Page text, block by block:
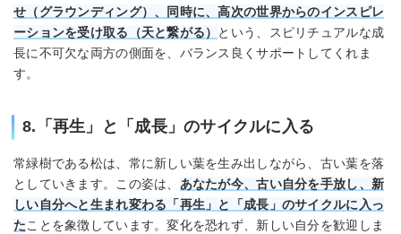
せ（グラウンディング）、同時に、高次の世界からのインスピレ
ーションを受け取る（天と繋がる） という、スピリチュアルな成
長に不可欠な両方の側面を、バランス良くサポートしてくれま
す。
8.「再生」と「成長」のサイクルに入る
常緑樹である松は、常に新しい葉を生み出しながら、古い葉を落
としていきます。この姿は、 あなたが今、古い自分を手放し、新
しい自分へと生まれ変わる「再生」と「成長」のサイクルに入っ
たことを象徴しています。変化を恐れず、新しい自分を歓迎しま